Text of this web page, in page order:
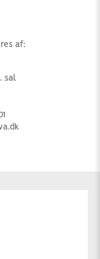
af:
sal